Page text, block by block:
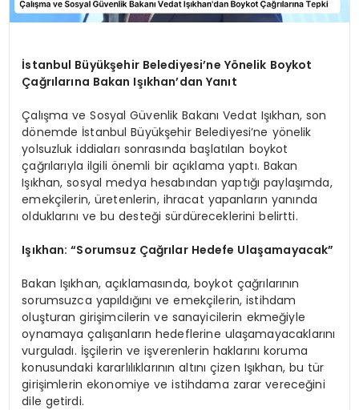
İstanbul Büyükşehir Belediyesi’ne Yönelik Boykot
Çağrılarına Bakan Işıkhan’dan Yanıt
Çalışma ve Sosyal Güvenlik Bakanı Vedat Işıkhan, son
dönemde İstanbul Büyükşehir Belediyesi’ne yönelik
yolsuzluk iddiaları sonrasında başlatılan boykot
çağrılarıyla ilgili önemli bir açıklama yaptı. Bakan
Işıkhan, sosyal medya hesabından yaptığı paylaşımda,
emekçilerin, üretenlerin, ihracat yapanların yanında
olduklarını ve bu desteği sürdüreceklerini belirtti.
Işıkhan: “Sorumsuz Çağrılar Hedefe Ulaşamayacak”
Bakan Işıkhan, açıklamasında, boykot çağrılarının
sorumsuzca yapıldığını ve emekçilerin, istihdam
oluşturan girişimcilerin ve sanayicilerin ekmeğiyle
oynamaya çalışanların hedeflerine ulaşamayacaklarını
vurguladı. İşçilerin ve işverenlerin haklarını koruma
konusundaki kararlılıklarının altını çizen Işıkhan, bu tür
girişimlerin ekonomiye ve istihdama zarar vereceğini
dile getirdi.